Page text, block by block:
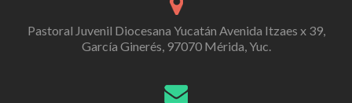
Pastoral Juvenil Diocesana Yucatán Avenida Itzaes x 39,
García Ginerés, 97070 Mérida, Yuc.